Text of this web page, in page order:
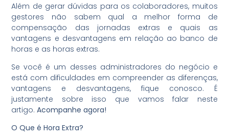
Além de gerar dúvidas para os colaboradores, muitos
gestores não sabem qual a melhor forma de
compensação das jornadas extras e quais as
vantagens e desvantagens em relação ao banco de
horas e as horas extras.
Se você é um desses administradores do negócio e
está com dificuldades em compreender as diferenças,
vantagens e desvantagens, fique conosco. É
justamente sobre isso que vamos falar neste
artigo.Acompanhe agora!
O Que é Hora Extra?